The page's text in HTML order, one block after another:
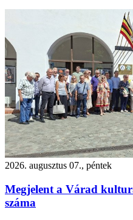
2026. augusztus 07., péntek
Megjelent a Várad
száma